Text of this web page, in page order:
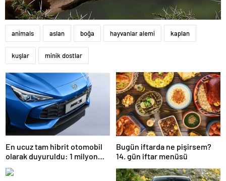
animals aslan boğa hayvanlar alemi kaplan
kuşlar minik dostlar
En ucuz tam hibrit otomobil
olarak duyuruldu: 1 milyon
TL’nin altında 192 beygir
otomatik vites…
Bugün iftarda ne pişirsem?
14. gün iftar menüsü